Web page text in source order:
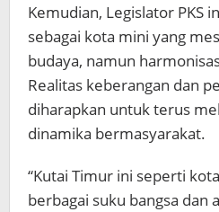
Kemudian, Legislator PKS
sebagai kota mini yang
budaya, namun
Realitas keberangan dan
diharapkan untuk terus
dinamika bermasyarakat.
“Kutai Timur ini seperti
berbagai suku bangsa dan